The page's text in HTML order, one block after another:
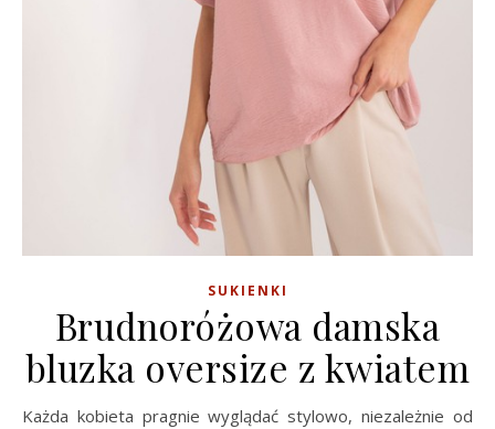
SUKIENKI
Brudnoróżowa damska
bluzka oversize z kwiatem
Każda kobieta pragnie wyglądać stylowo, niezależnie od